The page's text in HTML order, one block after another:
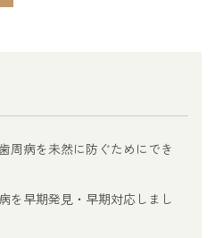
周病を未然に防ぐためにでき
を早期発見・早期対応しまし